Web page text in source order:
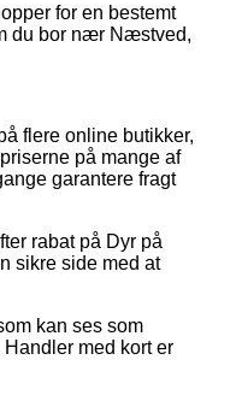
for en bestemt
du bor nær Næstved,
flere online butikker,
på mange af
garantere fragt
rabat på Dyr på
sikre side med at
kan ses som
med kort er